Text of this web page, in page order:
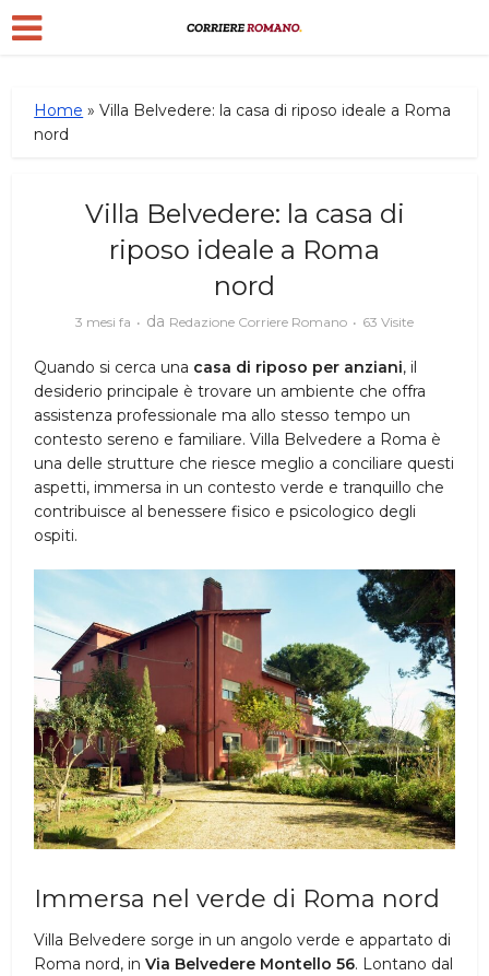
Home »Villa Belvedere: la casa di riposo ideale a Roma
nord
Villa Belvedere: la casa di
riposo ideale a Roma
nord
3 mesi fa da Redazione Corriere Romano 63 Visite
Quando si cerca una casa di riposo per anziani, il
desiderio principale è trovare un ambiente che offra
assistenza professionale ma allo stesso tempo un
contesto sereno e familiare. Villa Belvedere a Roma è
una delle strutture che riesce meglio a conciliare questi
aspetti, immersa in un contesto verde e tranquillo che
contribuisce al benessere fisico e psicologico degli
ospiti.
Immersa nel verde di Roma nord
Villa Belvedere sorge in un angolo verde e appartato di
Roma nord, inVia Belvedere Montello 56. Lontano dal